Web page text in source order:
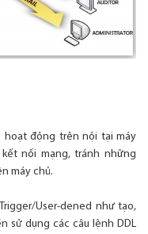
hoạt động trên nội tại máy
nối mạng, tránh những
máy chủ.
User-dened như tạo,
sử dụng các câu lệnh DDL